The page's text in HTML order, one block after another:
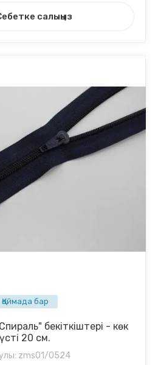
салыңыз
Қоймада бар
бекіткіштері - көк
20 см.
zms01/0524